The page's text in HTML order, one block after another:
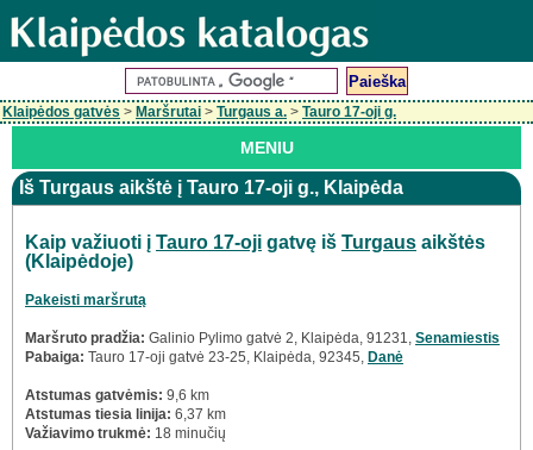
Klaipėdos gatvės > Maršrutai > Turgaus a. > Tauro 17-oji g.
MENIU
Iš Turgaus aikštė į Tauro 17-oji g., Klaipėda
Kaip važiuoti į Tauro 17-oji gatvę iš Turgaus aikštės
(Klaipėdoje)
Pakeisti maršrutą
Maršruto pradžia: Galinio Pylimo gatvė 2, Klaipėda, 91231, Senamiestis
Pabaiga: Tauro 17-oji gatvė 23-25, Klaipėda, 92345, Danė
Atstumas gatvėmis: 9,6 km
Atstumas tiesia linija: 6,37 km
Važiavimo trukmė: 18 minučių